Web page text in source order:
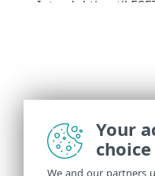
Your
choice
We and our partners